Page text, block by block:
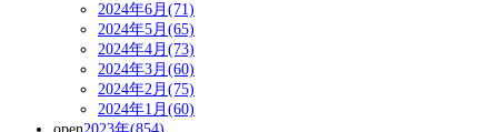
2024年6月(71)
2024年5月(65)
2024年4月(73)
2024年3月(60)
2024年2月(75)
2024年1月(60)